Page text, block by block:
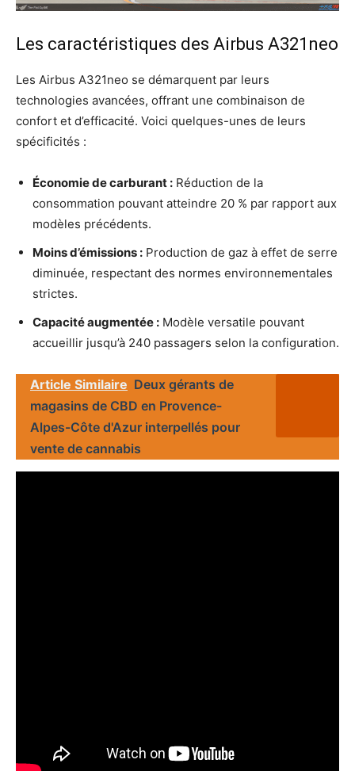
Les caractéristiques des Airbus A321neo
Les Airbus A321neo se démarquent par leurs
technologies avancées, offrant une combinaison de
confort et d’efficacité. Voici quelques-unes de leurs
spécificités :
Économie de carburant : Réduction de la
consommation pouvant atteindre 20 % par rapport aux
modèles précédents.
Moins d’émissions : Production de gaz à effet de serre
diminuée, respectant des normes environnementales
strictes.
Capacité augmentée : Modèle versatile pouvant
accueillir jusqu’à 240 passagers selon la configuration.
Article Similaire Deux gérants de
magasins de CBD en Provence-
Alpes-Côte d'Azur interpellés pour
vente de cannabis